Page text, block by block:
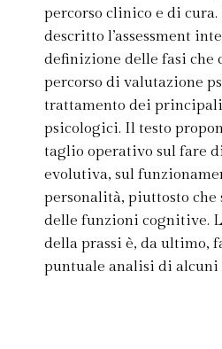
percorso clinico e di cura.
descritto l’assessment
definizione delle fasi che
percorso di valutazione
trattamento dei
psicologici. Il testo
taglio operativo sul fare
evolutiva, sul
personalità, piuttosto che
delle funzioni cognitive.
della prassi è, da ultimo,
puntuale analisi di alcuni